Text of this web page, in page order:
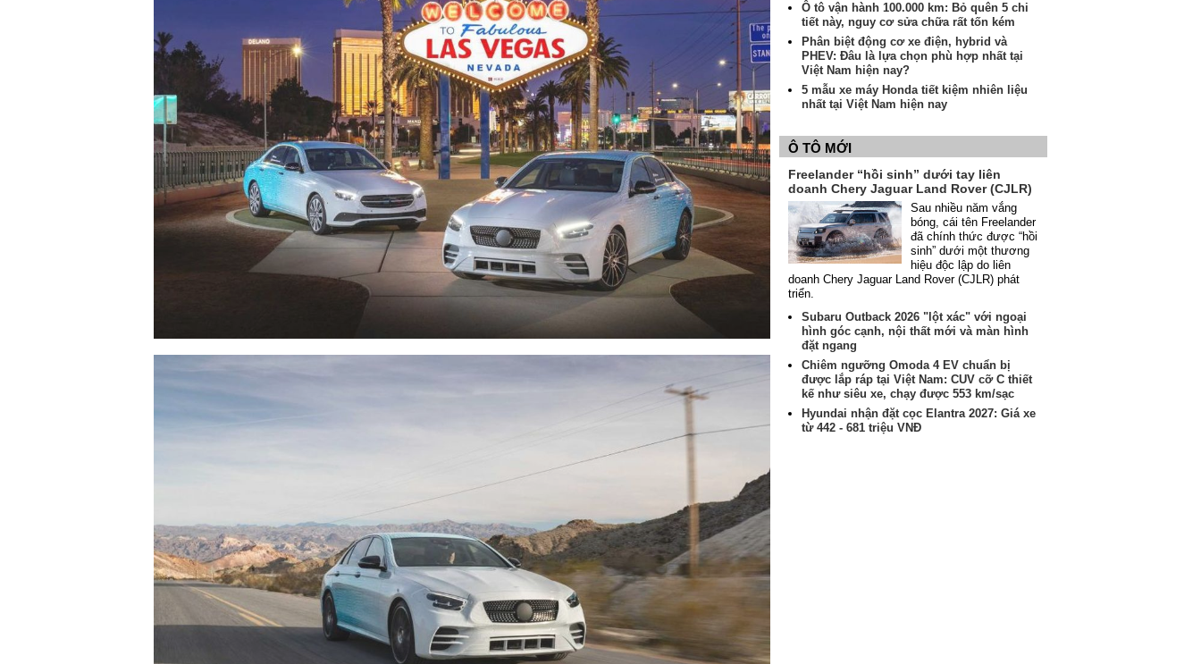
Ô tô vận hành 100.000 km: Bỏ quên 5 chi
tiết này, nguy cơ sửa chữa rất tốn kém
Phân biệt động cơ xe điện, hybrid và
PHEV: Đâu là lựa chọn phù hợp nhất tại
Việt Nam hiện nay?
5 mẫu xe máy Honda tiết kiệm nhiên liệu
nhất tại Việt Nam hiện nay
Ô TÔ MỚI
Freelander “hồi sinh” dưới tay liên
doanh Chery Jaguar Land Rover (CJLR)
Sau nhiều năm vắng
bóng, cái tên Freelander
đã chính thức được “hồi
sinh” dưới một thương
hiệu độc lập do liên
doanh Chery Jaguar Land Rover (CJLR) phát
triển.
Subaru Outback 2026 "lột xác" với ngoại
hình góc cạnh, nội thất mới và màn hình
đặt ngang
Chiêm ngưỡng Omoda 4 EV chuẩn bị
được lắp ráp tại Việt Nam: CUV cỡ C thiết
kế như siêu xe, chạy được 553 km/sạc
Hyundai nhận đặt cọc Elantra 2027: Giá xe
từ 442 - 681 triệu VNĐ